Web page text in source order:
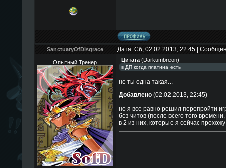
SanctuaryOfDisgrace Дата: Сб, 02.02.2013, 22:45 |
Опытный Тренер Цитата(Darkumbreon)
в ДП когда платина есть
не ты одна такая...
Добавлено(02.02.2013, 22:45)
---------------------------------------------
но я все равно решил перепройти
без читов (после всего того
в 2 из них, которые я сейчас